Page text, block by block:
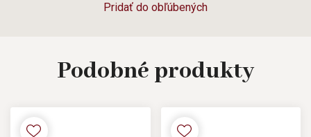
Pridať do obľúbených
Podobné produkty